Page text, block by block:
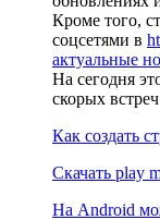
Кроме того,
соцсетями в
актуальные
На сегодня
скорых
Как создать
Скачать play
На Android